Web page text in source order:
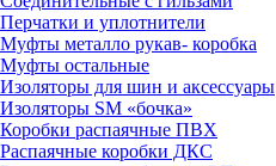
Перчатки и уплотнители
Муфты металло рукав- коробка
Муфты остальные
Изоляторы для шин и аксессуары
Изоляторы SM «бочка»
Коробки распаячные ПВХ
Распаячные коробки ДКС